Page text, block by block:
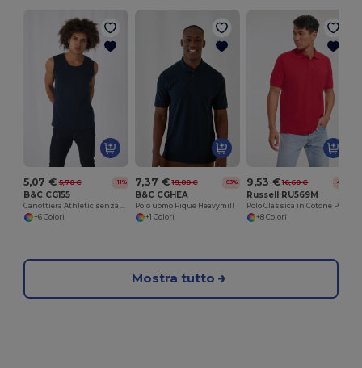
5,07 € 5,70 € -11%
B&C CG155
+6 Colori
7,37 € 19,80 € -63%
B&C CGHEA
Polo uomo Piqué Heavymill
+1 Colori
9,53 € 16,60 € -43%
Russell RU569M
+8 Colori
Mostra tutto